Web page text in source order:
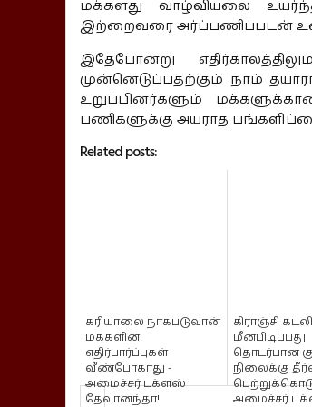
மக்களது வாழ்வியலை
இற்றைவரை அர்ப்பணிப்படன்
இதேபோன்று
முன்னெடுப்பதற்கும் நாம்
உறுப்பினர்களும்
பணிகளுக்கு அயராத
Related posts:
கரியாலை நாகபடுவான்
மக்களின்
எதிர்பார்ப்புகள்
வீண்போகாது -
அமைச்சர் டக்ளஸ்
தேவானந்தா!
கிராஞ்சி
மீனபிடிப்பது
தொடர்பான
நிலைக்கு
அமைச்சர்